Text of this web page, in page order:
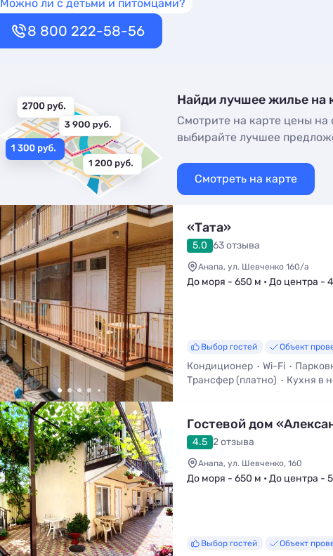
Можно ли с детьми и питомцами?
8 800 222-58-56
Найди лучшее жилье на
Смотрите на карте цены на
выбирайте лучшее
Смотреть на карте
«Тата»
5.0 63 отзыва
Анапа, ул. Шевченко 160/а
До моря - 650 м • До центра -
Выбор гостей Объект
Кондиционер Wi-Fi
Трансфер (платно)
Кухня в
Гостевой дом
4.5 2 отзыва
Анапа, ул. Шевченко, 160
До моря - 650 м • До центра -
Выбор гостей Объект